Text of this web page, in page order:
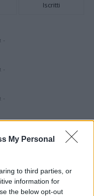
My Personal
to third parties, or
information for
the below opt-out
Iscritti
al Castello di
nozze di Figaro” di
in Lirica